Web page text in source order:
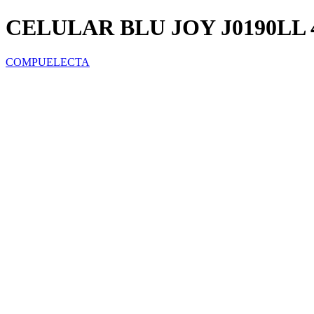
CELULAR BLU JOY J0190LL
COMPUELECTA